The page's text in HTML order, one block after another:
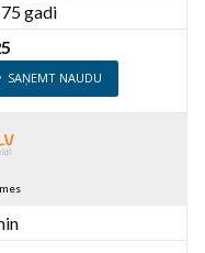
gadi
SAŅEMT NAUDU